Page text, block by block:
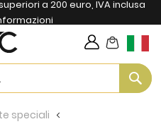
a 200 euro, IVA inclusa
Carrello
speciali